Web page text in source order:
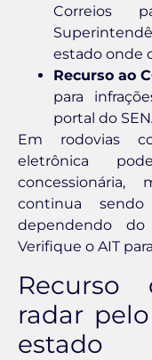
Correios
estado onde
Recurso ao
para
portal do
Em rodovias
eletrônica
continua
dependendo
Verifique o AIT
radar
estado